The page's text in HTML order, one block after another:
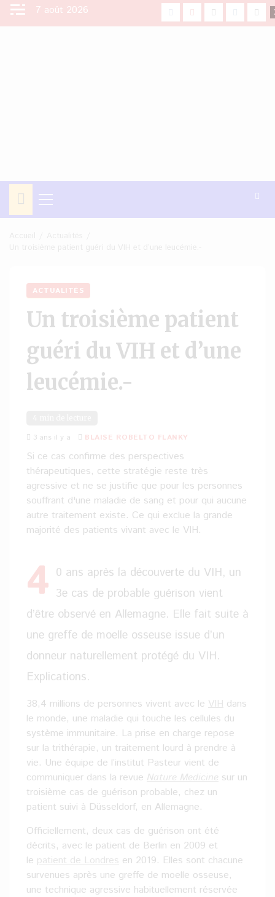
Aller
7 août 2026 facebookYoutube
X
Menu
principal
ACTUALITÉS
Un troisième patient
guéri du VIH et d’une
leucémie.-
3 ans il y a BLAISE ROBELTO FLANKY
Si ce cas confirme des perspectives
thérapeutiques, cette stratégie reste très
agressive et ne se justifie que pour les personnes
souffrant d'une maladie de sang et pour qui aucune
autre traitement existe. Ce qui exclue la grande
majorité des patients vivant avec le VIH.
4 0 ans après la découverte du VIH, un
3e cas de probable guérison vient
d’être observé en Allemagne. Elle fait suite à
une greffe de moelle osseuse issue d’un
donneur naturellement protégé du VIH.
Explications.
38,4 millions de personnes vivent avec le VIH dans
le monde, une maladie qui touche les cellules du
système immunitaire. La prise en charge repose
sur la trithérapie, un traitement lourd à prendre à
vie. Une équipe de l’institut Pasteur vient de
communiquer dans la revue Nature Medicine sur un
troisième cas de guérison probable, chez un
patient suivi à Düsseldorf, en Allemagne.
Officiellement, deux cas de guérison ont été
décrits, avec le patient de Berlin en 2009 et
le patient de Londres en 2019. Elles sont chacune
survenues après une greffe de moelle osseuse,
une technique agressive habituellement réservée